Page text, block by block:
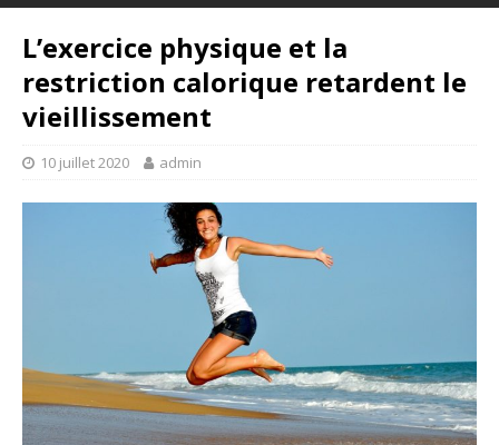
L’exercice physique et la
restriction calorique retardent le
vieillissement
10 juillet 2020 admin